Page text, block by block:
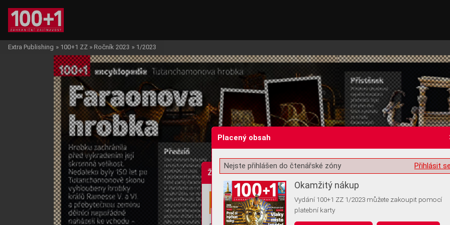
Žádost o souhlas s ukládáním volitelných informací
Extra Publishing » 100+1 ZZ » Ročník 2023 » 1/2023
Placený obsah
Přihlásit
Nejste přihlášen do čtenářské zóny
Okamžitý nákup
Vydání 100+1 ZZ 1/2023 můžete zakoupit pomocí
platební karty